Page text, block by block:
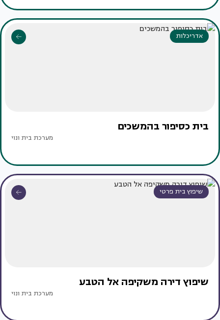
אדריכלות
בית כסיפור בהמשכים
מערכת בית ונוי
שיפוץ בית פרטי
שיפוץ דירה משקיפה אל הטבע
מערכת בית ונוי